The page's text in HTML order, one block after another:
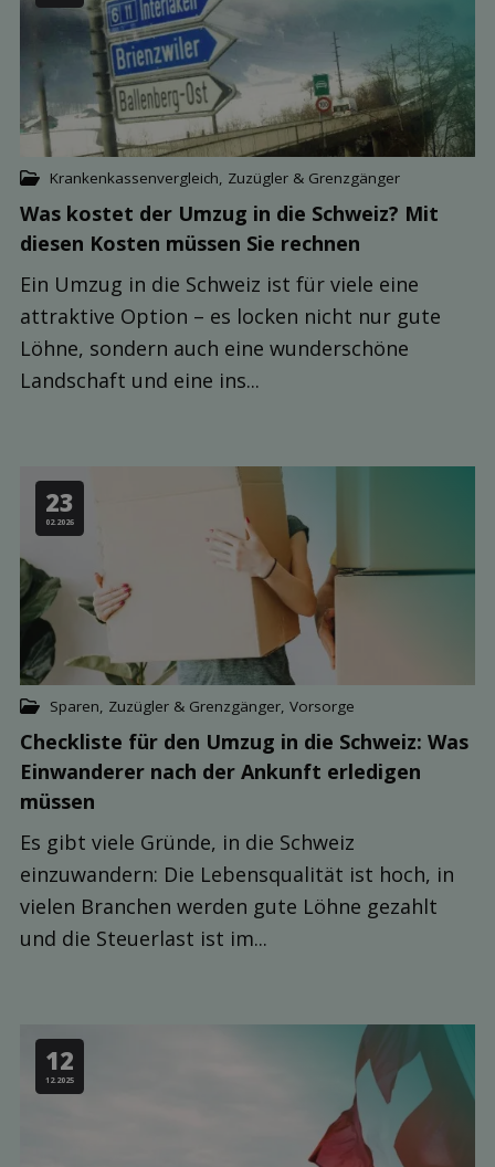
Krankenkassenvergleich, Zuzügler & Grenzgänger
Was kostet der Umzug in die Schweiz? Mit
diesen Kosten müssen Sie rechnen
Ein Umzug in die Schweiz ist für viele eine
attraktive Option – es locken nicht nur gute
Löhne, sondern auch eine wunderschöne
Landschaft und eine ins...
23
02.2026
Sparen, Zuzügler & Grenzgänger, Vorsorge
Checkliste für den Umzug in die Schweiz: Was
Einwanderer nach der Ankunft erledigen
müssen
Es gibt viele Gründe, in die Schweiz
einzuwandern: Die Lebensqualität ist hoch, in
vielen Branchen werden gute Löhne gezahlt
und die Steuerlast ist im...
12
12.2025